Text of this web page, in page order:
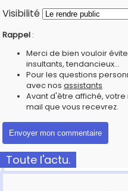
Visibilité
Rappel :
Merci de bien vouloir
insultants, tendancieux...
Pour les questions
avec nos assistants
Avant d'être affiché,
mail que vous recevrez.
Toute l'actu.